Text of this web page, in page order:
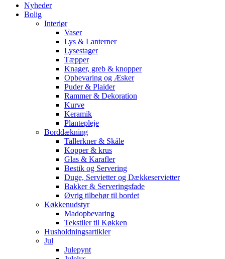
Nyheder
Bolig
Interiør
Vaser
Lys & Lanterner
Lysestager
Tæpper
Knager, greb & knopper
Opbevaring og Æsker
Puder & Plaider
Rammer & Dekoration
Kurve
Keramik
Plantepleje
Borddækning
Tallerkner & Skåle
Kopper & krus
Glas & Karafler
Bestik og Servering
Duge, Servietter og Dækkeservietter
Bakker & Serveringsfade
Øvrig tilbehør til bordet
Køkkenudstyr
Madopbevaring
Tekstiler til Køkken
Husholdningsartikler
Jul
Julepynt